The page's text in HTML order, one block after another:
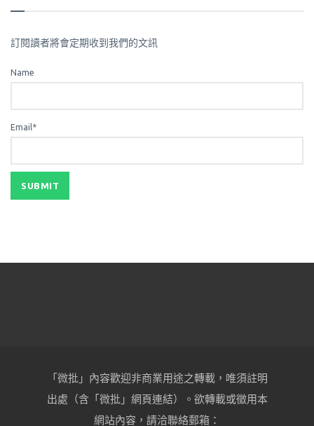
訂閱讀者將會定期收到我們的文訊
Name
Email*
「微批」內容歡迎非商業用途之轉載，唯須註明
出處（含「微批」網頁連結）。欲轉載或徵用本
網站內容，請洽聯絡郵箱：